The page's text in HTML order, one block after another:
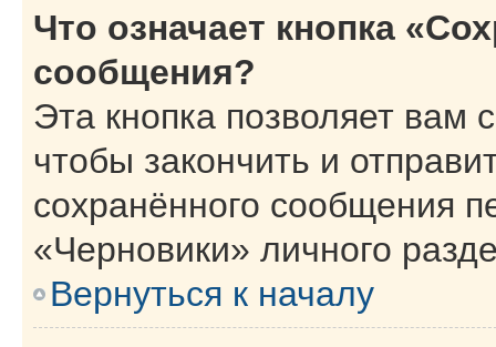
Что означает кнопка
сообщения?
Эта кнопка позволяет вам
чтобы закончить и
сохранённого сообщения
«Черновики» личного
Вернуться к началу